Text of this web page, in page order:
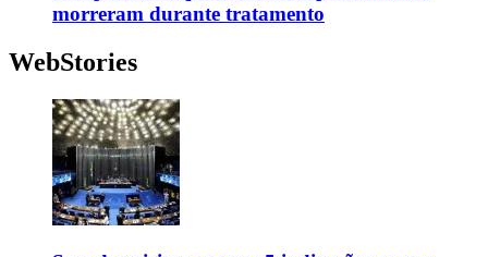
morreram durante tratamento
WebStories